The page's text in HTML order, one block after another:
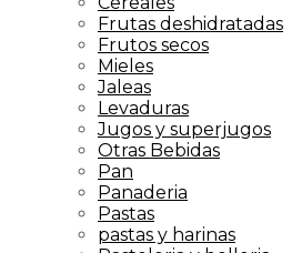
Frutas deshidratadas
Frutos secos
Mieles
Jaleas
Levaduras
Jugos y superjugos
Otras Bebidas
Pan
Panaderia
Pastas
pastas y harinas